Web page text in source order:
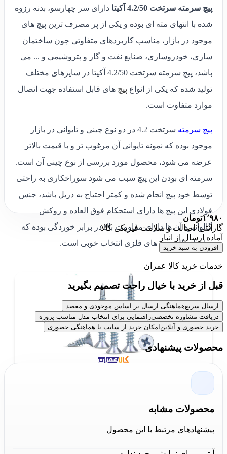
پیچ سرمته سرتخت 4.2/50 آکیتا
دارای سر چهارسو، بدنه رزوه
شده با انتهای مته ای بوده و یکی از پر مصرف ترین پیچ های
موجود در بازار، مناسب کاربردهای متفاوتی چون ساختمان
سازی، خودروسازی، صنایع نفت و گاز و پتروشیمی و ... می
باشد، پیچ سرمته سرتخت 4.2/50 آکیتا در سایزهای مختلف
تولید شده که یکی از انواع پیچ های قابل استفاده جهت اتصال
موارد متفاوت است.
پیچ سرمته
سرتخت 4.2 در دو نوع چینی و تایوانی در بازار
موجود بوده که نمونه تایوانی آن مرغوب تر و با قیمت بالاتر
عرضه می شود، محصول مورد بررسی از نوع چینی آن است.
سرمته ای بودن این پیچ سبب می شود سوراخکاری به راحتی
توسط خود پیچ انجام شده و کمتر احتیاج به دریل باشد، جنس
فولادی این پیچ ها دارای استحکام فوق العاده و روکش
گالوانیزه آن ها دارای مقاومت بالا در برابر خوردگی بوده که
برای اتصال ورق های فلزی انتخاب خوبی است.
فروش پیچ سرمته سرتخت 4.2/50 آکیتا
و متعلقات دسته بندی پیچ را از مجموعه کالا عمران خریداری
۱٬۹۸۰تومان
گارانتی: اصالت و سلامت فیزیکی کالا
آماده ارسال از انبار
افزودن به سبد خرید
خدمات خرید کالا عمران
قبل از خرید با خیال راحت تصمیم بگیرید
ارسال سریعهماهنگی ارسال بر اساس موجودی و مقصد
دریافت مشاوره تخصصیراهنمایی برای انتخاب مدل مناسب پروژه
خرید حضوری و آنلاین امکان خرید از سایت یا هماهنگی حضوری
محصولات پیشنهادی
محصولات مشابه
پیشنهادهای مرتبط با این محصول